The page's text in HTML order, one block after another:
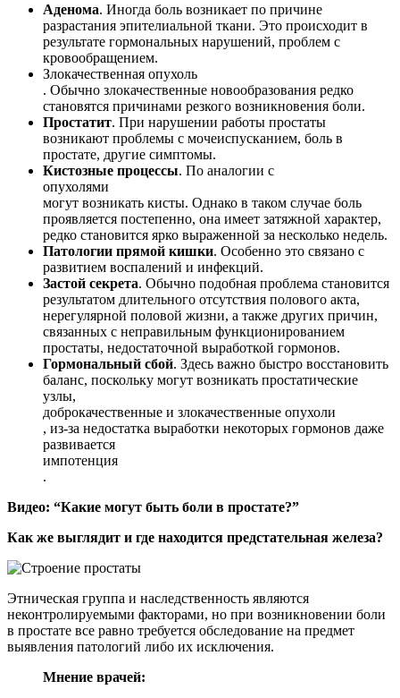
Аденома. Иногда боль возникает по причине
разрастания эпителиальной ткани. Это происходит в
результате гормональных нарушений, проблем с
кровообращением.
Злокачественная опухоль
. Обычно злокачественные новообразования редко
становятся причинами резкого возникновения боли.
Простатит. При нарушении работы простаты
возникают проблемы с мочеиспусканием, боль в
простате, другие симптомы.
Кистозные процессы. По аналогии с
опухолями
могут возникать кисты. Однако в таком случае боль
проявляется постепенно, она имеет затяжной характер,
редко становится ярко выраженной за несколько недель.
Патологии прямой кишки. Особенно это связано с
развитием воспалений и инфекций.
Застой секрета. Обычно подобная проблема становится
результатом длительного отсутствия полового акта,
нерегулярной половой жизни, а также других причин,
связанных с неправильным функционированием
простаты, недостаточной выработкой гормонов.
Гормональный сбой. Здесь важно быстро восстановить
баланс, поскольку могут возникать простатические
узлы,
доброкачественные и злокачественные опухоли
, из-за недостатка выработки некоторых гормонов даже
развивается
импотенция
.
Видео: “Какие могут быть боли в простате?”
Как же выглядит и где находится предстательная железа?
Этническая группа и наследственность являются
неконтролируемыми факторами, но при возникновении боли
в простате все равно требуется обследование на предмет
выявления патологий либо их исключения.
Мнение врачей: